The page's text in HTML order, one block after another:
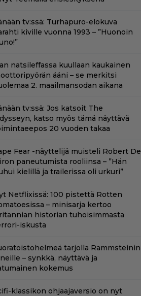
tv:ssä: Turhapuro-elokuva
kiville vuonna 1993 – ”Huonoin
natsileffassa kuullaan kaukainen
ääni – se merkitsi
2. maailmansodan aikana
tv:ssä: Jos katsoit The
katso myös tämä näyttävä
20 vuoden takaa
Fear -näyttelijä muisteli Robert De
paneutumista rooliinsa – ”Hän
kielillä ja trailerissa oli urkuri”
Netflixissä: 100 pistettä Rotten
– minisarja kertoo
historian tuhoisimmasta
iskusta
tarjolla Rammsteinin
– synkkä, näyttävä ja
kokemus
klassikon ohjaajaversio on nyt